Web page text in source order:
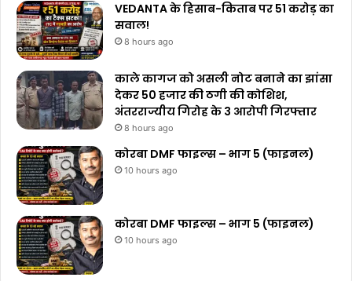
VEDANTA के हिसाब-किताब पर ₹51 करोड़ का
सवाल!
8 hours ago
काले कागज को असली नोट बनाने का झांसा
देकर 50 हजार की ठगी की कोशिश,
अंतरराज्यीय गिरोह के 3 आरोपी गिरफ्तार
8 hours ago
कोरबा DMF फाइल्स – भाग 5 (फाइनल)
10 hours ago
कोरबा DMF फाइल्स – भाग 5 (फाइनल)
10 hours ago